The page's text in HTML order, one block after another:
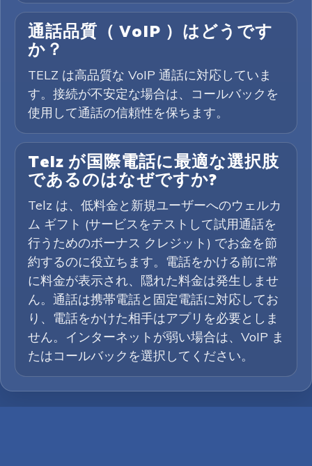
通話品質（ VoIP ）はどうです
か？
TELZ は高品質な VoIP 通話に対応していま
す。接続が不安定な場合は、コールバックを
使用して通話の信頼性を保ちます。
Telz が国際電話に最適な選択肢
であるのはなぜですか?
Telz は、低料金と新規ユーザーへのウェルカ
ム ギフト (サービスをテストして試用通話を
行うためのボーナス クレジット) でお金を節
約するのに役立ちます。電話をかける前に常
に料金が表示され、隠れた料金は発生しませ
ん。通話は携帯電話と固定電話に対応してお
り、電話をかけた相手はアプリを必要としま
せん。インターネットが弱い場合は、VoIP ま
たはコールバックを選択してください。